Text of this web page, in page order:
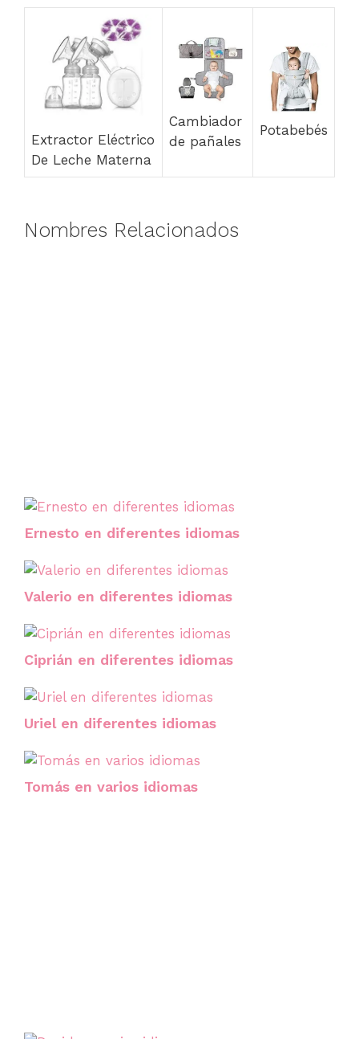
Extractor Eléctrico
De Leche Materna
Cambiador
de pañales
Potabebés
Nombres Relacionados
Ernesto en diferentes idiomas
Valerio en diferentes idiomas
Ciprián en diferentes idiomas
Uriel en diferentes idiomas
Tomás en varios idiomas